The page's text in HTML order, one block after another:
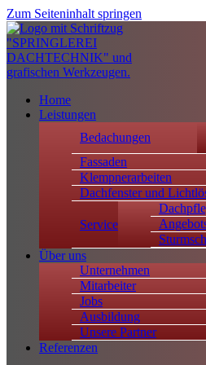
Zum Seiteninhalt springen
Home
Leistungen
Bedachungen
Fassaden
Klempnerarbeiten
Dachfenster und
Service
Über uns
Unternehmen
Mitarbeiter
Jobs
Ausbildung
Unsere Partner
Referenzen